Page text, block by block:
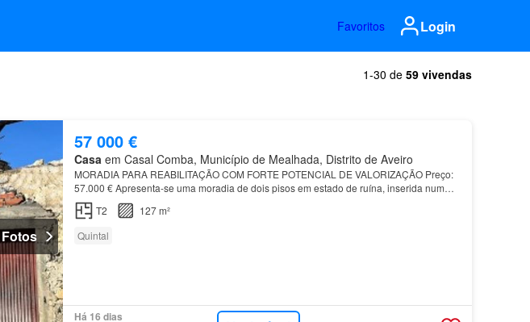
Favoritos Login
1-30 de 59 vivendas
57 000 €
Casaem Casal Comba, Município de Mealhada, Distrito de Aveiro
MORADIA PARA REABILITAÇÃO COM FORTE POTENCIAL DE VALORIZAÇÃO Preço:
57.000 € Apresenta-se uma moradia de dois pisos em estado de ruína, inserida num
lote de 412 m², com 127 m² de área útil uma base sólida para um projeto de r…
T2
127 m²
Quintal
Há 16 dias